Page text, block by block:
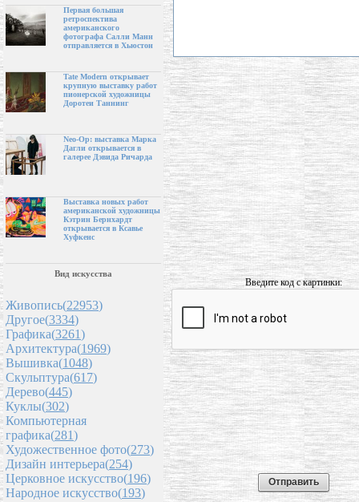
Первая большая
ретроспектива
американского
фотографа Салли Манн
отправляется в Хьюстон
Tate Modern открывает
крупную выставку работ
пионерской художницы
Доротеи Таннинг
Neo-Op: выставка Марка
Дагли открывается в
галерее Дэвида Ричарда
Выставка новых работ
американской художницы
Кэтрин Бернхардт
открывается в Ксавье
Хуфкенс
Вид искусства
Живопись(22953)
Другое(3334)
Графика(3261)
Архитектура(1969)
Вышивка(1048)
Скульптура(617)
Дерево(445)
Куклы(302)
Компьютерная
графика(281)
Художественное фото(273)
Дизайн интерьера(254)
Церковное искусство(196)
Народное искусство(193)
Введите код с картинки: